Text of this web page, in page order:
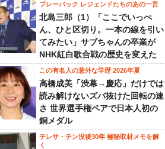
プレーバック レジェンドたちのあの一言
北島三郎（1）「ここでいっぺ
ん、ひと区切り。一本の線を引い
てみたい」サブちゃんの卒業が
NHK紅白歌合戦の歴史を変えた
この有名人の意外な学歴 2026年夏
高橋成美「渋幕→慶応」だけでは
読み解けないズバ抜けた回転の速
さ 世界選手権ペアで日本人初の
銅メダル
テレサ・テン没後30年 極秘取材メモを解
く